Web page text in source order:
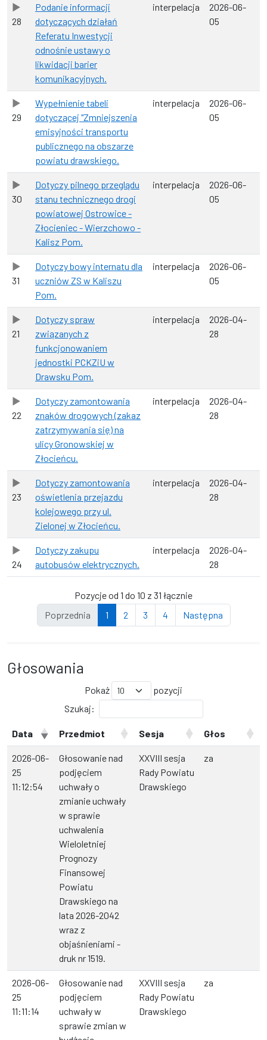
28
Podanie informacji
dotyczących działań
Referatu Inwestycji
odnośnie ustawy o
likwidacji barier
komunikacyjnych.
interpelacja
2026-06-
05
29
Wypełnienie tabeli
dotyczącej "Zmniejszenia
emisyjności transportu
publicznego na obszarze
powiatu drawskiego.
interpelacja
2026-06-
05
30
Dotyczy pilnego przeglądu
stanu technicznego drogi
powiatowej Ostrowice -
Złocieniec - Wierzchowo -
Kalisz Pom.
interpelacja
2026-06-
05
31
Dotyczy bowy internatu dla
uczniów ZS w Kaliszu
Pom.
interpelacja
2026-06-
05
21
Dotyczy spraw
związanych z
funkcjonowaniem
jednostki PCKZiU w
Drawsku Pom.
interpelacja
2026-04-
28
22
Dotyczy zamontowania
znaków drogowych (zakaz
zatrzymywania się) na
ulicy Gronowskiej w
Złocieńcu.
interpelacja
2026-04-
28
23
Dotyczy zamontowania
oświetlenia przejazdu
kolejowego przy ul.
Zielonej w Złocieńcu.
interpelacja
2026-04-
28
24
Dotyczy zakupu
autobusów elektrycznych.
interpelacja
2026-04-
28
Pozycje od 1 do 10 z 31 łącznie
Poprzednia
1 2 3 4 Następna
Głosowania
Pokaż
pozycji
Szukaj:
Data Przedmiot Sesja Głos
2026-06-
25
11:12:54
Głosowanie nad
podjęciem
uchwały o
zmianie uchwały
w sprawie
uchwalenia
Wieloletniej
Prognozy
Finansowej
Powiatu
Drawskiego na
lata 2026-2042
wraz z
objaśnieniami -
druk nr 1519.
XXVIII sesja
Rady Powiatu
Drawskiego
za
2026-06-
25
11:11:14
Głosowanie nad
podjęciem
uchwały w
sprawie zmian w
XXVIII sesja
Rady Powiatu
Drawskiego
za